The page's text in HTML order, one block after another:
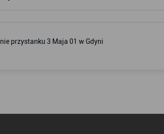
przystanku 3 Maja 01 w Gdyni